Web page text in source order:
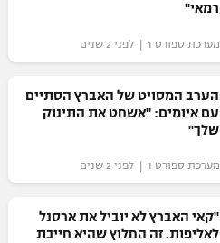
רמאי"
מערכת ספורט 1 | לפני 2 שנים
הערב המסויט של האברץ הסתיים
עם איומים: "אשחט את התינוק
שלך"
מערכת ספורט 1 | לפני 2 שנים
"קאי האברץ לא יוביל את ארסנל
לאליפות. זה החלוץ שהיא חייבת